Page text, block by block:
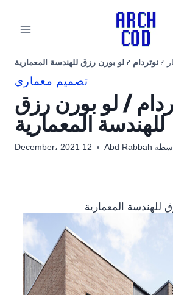
/ نوتردام / لو بورن رزق للهندسة المعمارية
تصميم معماري
/ لو بورن رزق
للهندسة المعمارية
Abd Rabbah 12 December، 2021
للهندسة المعمارية